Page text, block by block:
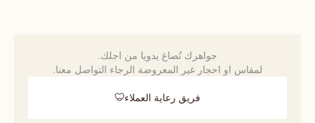
جواهرك تُصاغ يدويا من اجلك.
لمقاس او احجار غير المعروضة الرجاء التواصل معنا.
فريق رعاية العملاء